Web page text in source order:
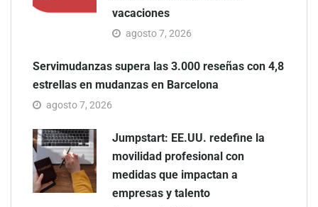
vacaciones
agosto 7, 2026
Servimudanzas supera las 3.000 reseñas con 4,8
estrellas en mudanzas en Barcelona
agosto 7, 2026
Jumpstart: EE.UU. redefine la
movilidad profesional con
medidas que impactan a
empresas y talento